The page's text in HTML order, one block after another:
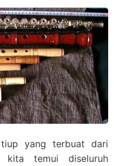
yang terbuat dari
temui diseluruh